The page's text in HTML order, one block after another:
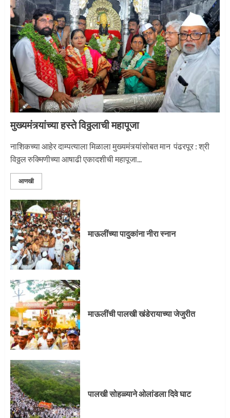
1
2
नगरच्या काळे दाम्पत्याला महापूजेचा मान
3
मुख्यमंत्र्यांच्या हस्ते विठ्ठलाची महापूजा
नाशिकच्या आहेर दाम्पत्याला मिळाला मुख्यमंत्र्यांसोबत मान पंढरपूर : श्री
विठ्ठल रुक्मिणीच्या आषाढी एकादशीची महापूजा...
आणखी
माऊलींच्या पादुकांना नीरा स्नान
माऊलींची पालखी खंडेरायाच्या जेजुरीत
पालखी सोहळ्याने ओलांडला दिवे घाट
3
4
5